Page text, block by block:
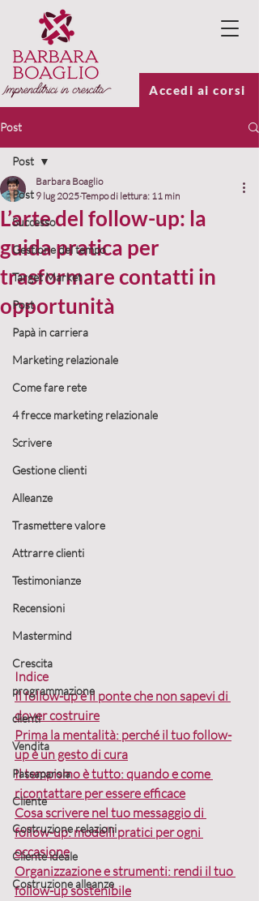
Accedi ai corsi
Post
Post
Successo
Gestione del tempo
Target Market
Post
Papà in carriera
Marketing relazionale
Come fare rete
4 frecce marketing relazionale
Scrivere
Gestione clienti
Alleanze
Trasmettere valore
Attrarre clienti
Testimonianze
Recensioni
Mastermind
Crescita
programmazione
clienti
Vendita
Passaparola
Cliente
Costruzione relazioni
Cliente ideale
Costruzione alleanze
Post
L’arte del follow-up: la
guida pratica per
trasformare contatti in
opportunità
Barbara Boaglio
9 lug 2025Tempo di lettura: 11 min
Indice
Il follow-up è il ponte che non sapevi di
dover costruire
Prima la mentalità: perché il tuo follow-
up è un gesto di cura
Il tempismo è tutto: quando e come
ricontattare per essere efficace
Cosa scrivere nel tuo messaggio di
follow-up: modelli pratici per ogni
occasione
Organizzazione e strumenti: rendi il tuo
follow-up sostenibile